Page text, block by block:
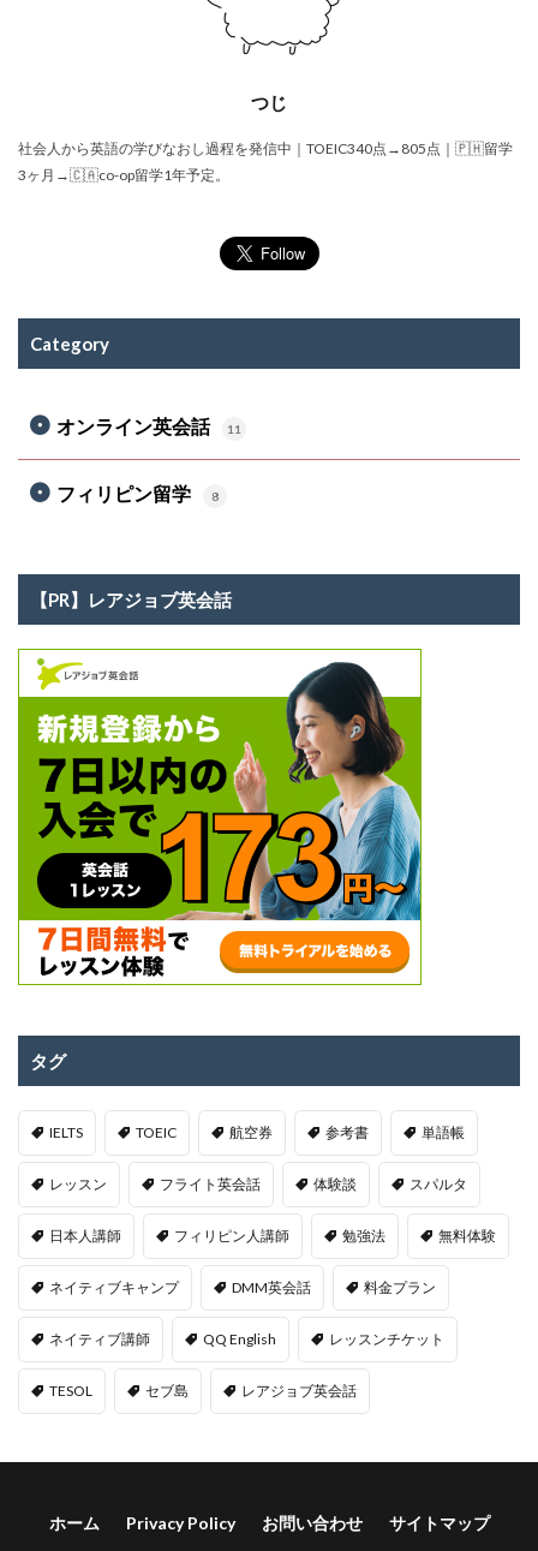
つじ
社会人から英語の学びなおし過程を発信中｜TOEIC340点→805点｜🇵🇭留学
3ヶ月→🇨🇦co-op留学1年予定。
Category
オンライン英会話 11
フィリピン留学 8
【PR】レアジョブ英会話
タグ
IELTS TOEIC 航空券 参考書 単語帳
レッスン フライト英会話 体験談 スパルタ
日本人講師 フィリピン人講師 勉強法 無料体験
ネイティブキャンプ DMM英会話 料金プラン
ネイティブ講師 QQ English レッスンチケット
TESOL セブ島 レアジョブ英会話
ホーム Privacy Policy お問い合わせ サイトマップ